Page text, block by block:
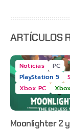
ARTÍCULOS
Noticias
PC
PlayStation 5
Xbox PC
Moonlighter 2